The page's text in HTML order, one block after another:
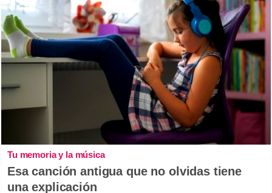
Tu memoria y la música
Esa canción antigua que no olvidas tiene
una explicación